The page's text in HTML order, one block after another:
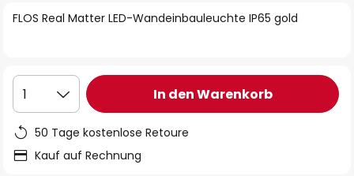
FLOS Real Matter LED-Wandeinbauleuchte IP65 gold
1 In den Warenkorb
50 Tage kostenlose Retoure
Kauf auf Rechnung